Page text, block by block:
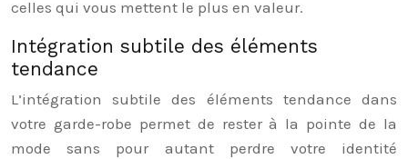
celles qui vous mettent le plus en valeur.
Intégration subtile des éléments
tendance
L’intégration subtile des éléments tendance dans
votre garde-robe permet de rester à la pointe de la
mode sans pour autant perdre votre identité